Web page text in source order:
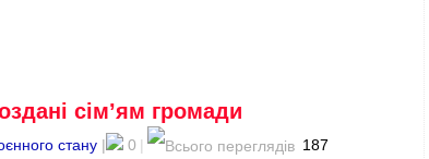
сім’ям громади
стану | 0 | 187